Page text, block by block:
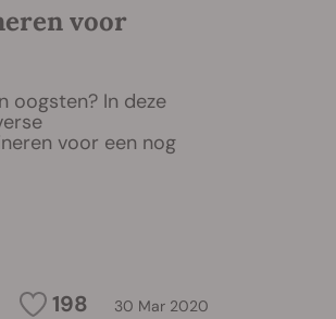
voor
oogsten? In deze
voor een nog
198 30 Mar 2020